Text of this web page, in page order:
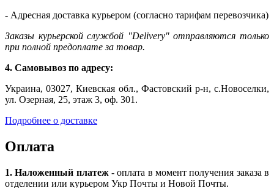
- Адресная доставка курьером (согласно тарифам перевозчика)
Заказы курьерской службой "Delivery" отправляются только
при полной предоплате за товар.
4. Самовывоз по адресу:
Украина, 03027, Киевская обл., Фастовский р-н, с.Новоселки,
ул. Озерная, 25, этаж 3, оф. 301.
Подробнее о доставке
Оплата
1. Наложенный платеж - оплата в момент получения заказа в
отделении или курьером Укр Почты и Новой Почты.